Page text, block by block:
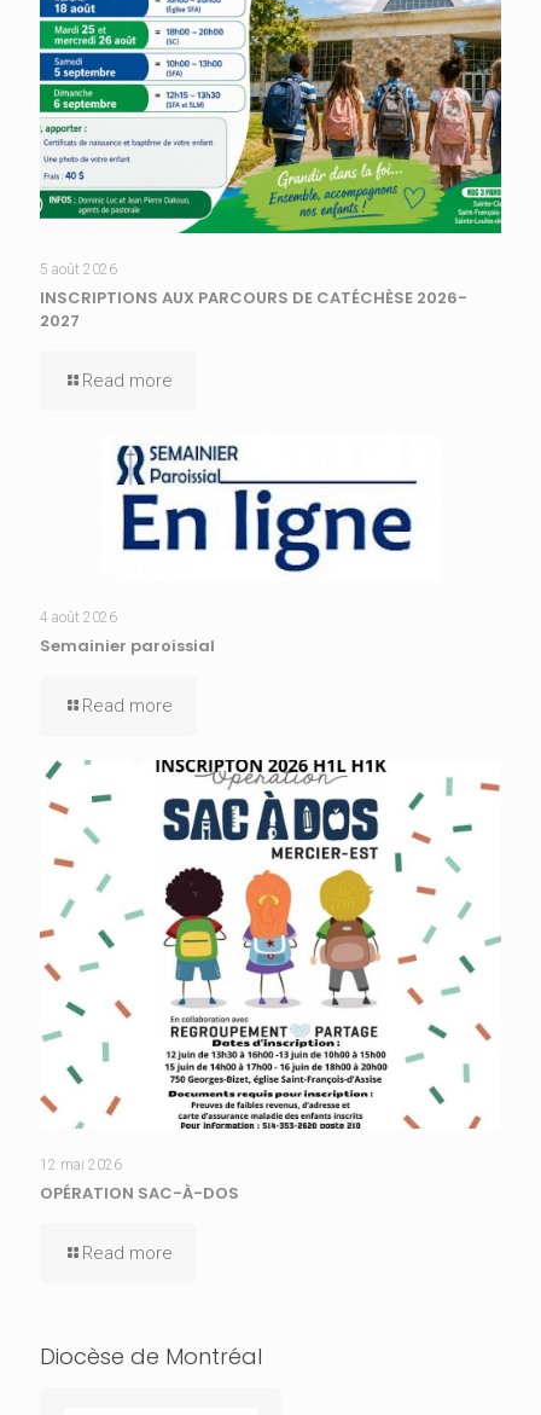
5 août 2026
INSCRIPTIONS AUX PARCOURS DE CATÉCHÈSE 2026-
2027
Read more
4 août 2026
Semainier paroissial
Read more
12 mai 2026
OPÉRATION SAC-À-DOS
Read more
Diocèse de Montréal